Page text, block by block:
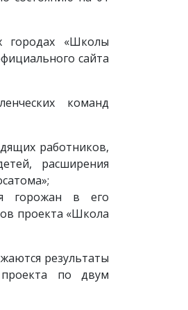
городах «Школы
сайта
команд
работников,
расширения
горожан в его
проекта «Школа
результаты
по двум